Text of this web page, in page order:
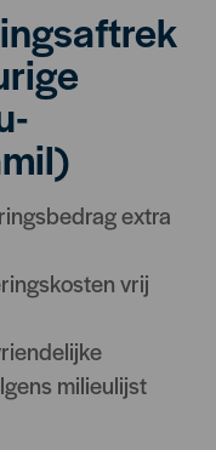
extra
vrij
milieulijst